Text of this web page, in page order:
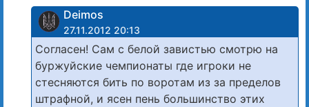
Deimos
27.11.2012 20:13
Согласен! Сам с белой завистью смотрю на
буржуйские чемпионаты где игроки не
стесняются бить по воротам из за пределов
штрафной, и ясен пень большинство этих